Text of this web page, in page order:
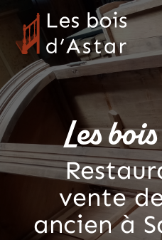
content
Les
vente
ancien à